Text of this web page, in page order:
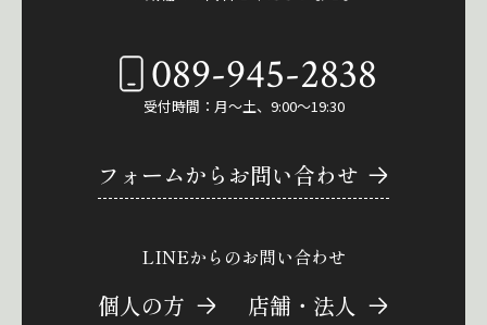
089-945-2838
受付時間：月～土、9:00～19:30
フォームからお問い合わせ
LINEからのお問い合わせ
個人の方 店舗・法人